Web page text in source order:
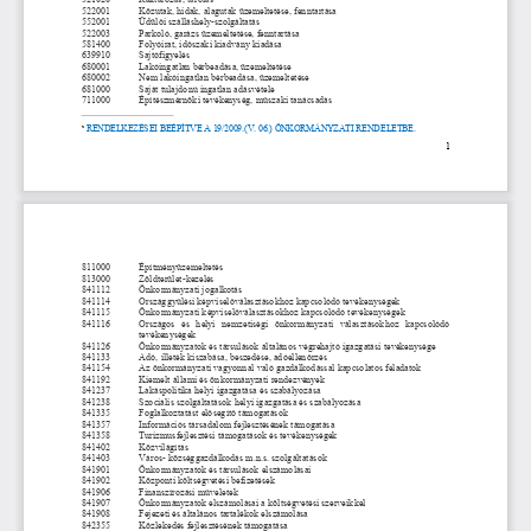
522001
Közutak, hidak, alagutak üzemeltetése, fenntartása
552001
Üdülői szálláshely-szolgáltatás
522003
Parkoló, garázs üzemeltetése, fenntartása
581400
Folyóirat, időszaki kiadvány kiadása
639910
Sajtófigyelés
680001
Lakóingatlan bérbeadása, üzemeltetése
680002
Nem lakóingatlan bérbeadása, üzemeltetése
681000
Saját tulajdonú ingatlan adásvétele
711000
Építészmérnöki tevékenység, műszaki tanácsadás
 RENDELKEZÉSEI BEÉPÍTVE A 19/2009.(V. 06.) ÖNKORMÁNYZATI RENDELETBE.
1
811000
Építményüzemeltetés
813000
Zöldterület-kezelés
841112
Önkormányzati jogalkotás
841114
Országgyűlési képviselőválasztásokhoz kapcsolódó tevékenységek
841115
Önkormányzati képviselőválasztásokhoz kapcsolódó tevékenységek
841116
Országos   és   helyi   nemzetiségi   önkormányzati   választásokhoz   kapcsolódó
tevékenységek
841126
Önkormányzatok és társulások általános végrehajtó igazgatási tevékenysége
841133
Adó, illeték kiszabása, beszedése, adóellenőrzés
841154
Az önkormányzati vagyonnal való gazdálkodással kapcsolatos feladatok
841192
Kiemelt állami és önkormányzati rendezvények
841237
Lakáspolitika helyi igazgatása és szabályozása
841238
Szociális szolgáltatások helyi igazgatása és szabályozása
841335
Foglalkoztatást elősegítő támogatások
841357
Információs társadalom fejlesztésének támogatása
841358
Turizmusfejlesztési támogatások és tevékenységek
841402
Közvilágítás
841403
Város- községgazdálkodás m.n.s. szolgáltatások
841901
Önkormányzatok és társulások elszámolásai
841902
Központi költségvetési befizetések
841906
Finanszírozási műveletek
841907
Önkormányzatok elszámolásai a költségvetési szerveikkel
841908
Fejezeti és általános tartalékok elszámolása
842355
Közlekedés fejlesztésének támogatása